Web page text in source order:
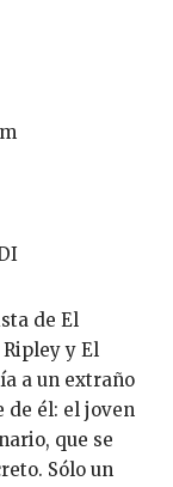
y El
a un extraño
de él: el joven
que se
Sólo un